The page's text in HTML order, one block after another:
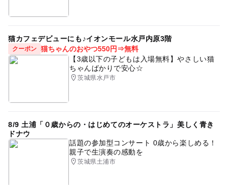
猫カフェデビューにも♪イオンモール水戸内原3階
クーポン 猫ちゃんのおやつ550円⇒無料
【3歳以下の子どもは入場無料】やさしい猫
ちゃんばかりで安心☆
茨城県水戸市
8/9 土浦「０歳からの・はじめてのオーケストラ」美しく青き
ドナウ
話題の参加型コンサート 0歳から楽しめる！
親子で生演奏の感動を
茨城県土浦市